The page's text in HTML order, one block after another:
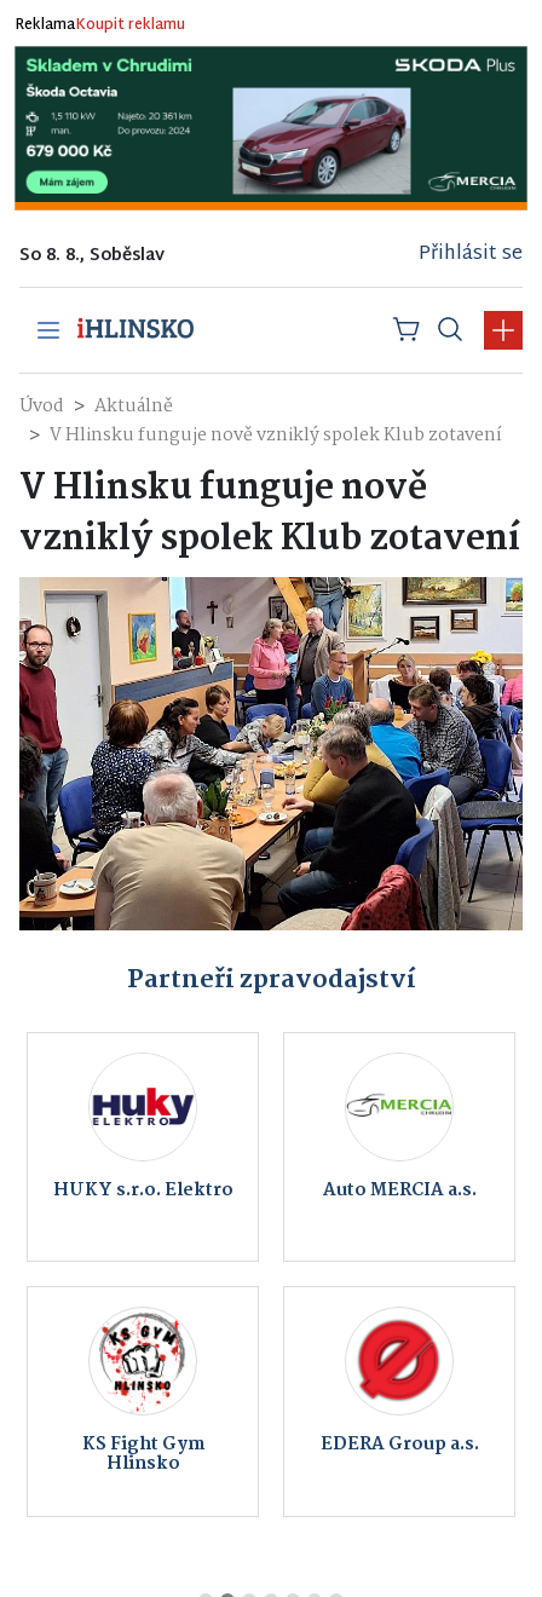
ReklamaKoupit reklamu
So 8. 8., Soběslav Přihlásit se
Úvod
Aktuálně
V Hlinsku funguje nově vzniklý spolek Klub zotavení
V Hlinsku funguje nově
vzniklý spolek Klub zotavení
Partneři zpravodajství
HUKY s.r.o. Elektro Auto MERCIA a.s.
KS Fight Gym
Hlinsko
EDERA Group a.s.